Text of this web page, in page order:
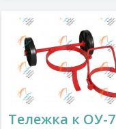
Тележка к ОУ-7